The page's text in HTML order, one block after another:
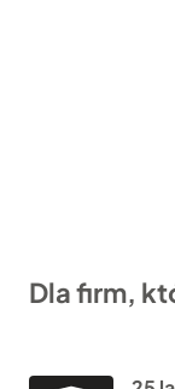
Dla firm,